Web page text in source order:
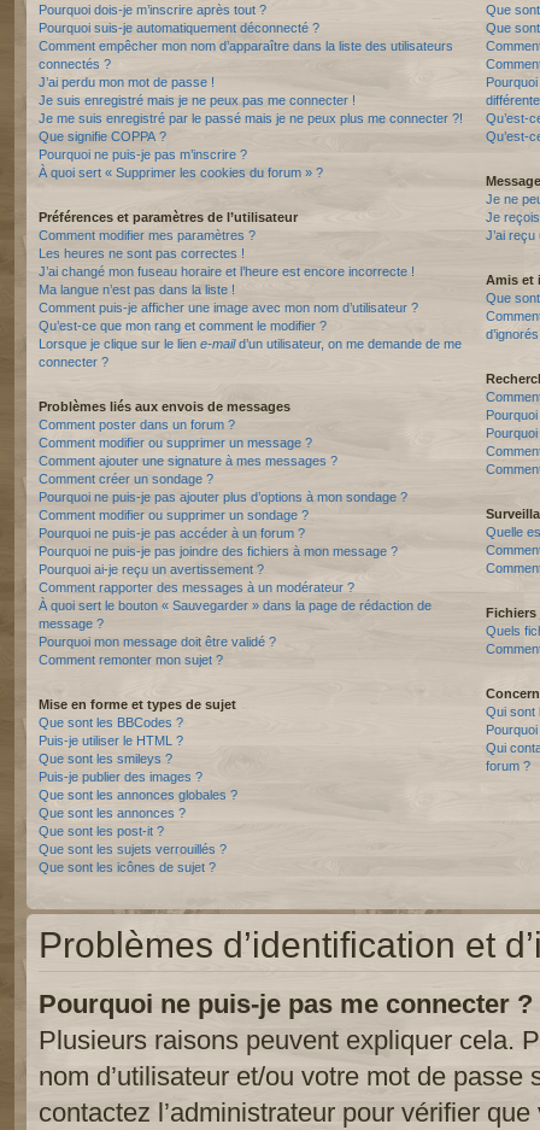
Pourquoi dois-je m’inscrire après tout ?
Pourquoi suis-je automatiquement déconnecté ?
Comment empêcher mon nom d’apparaître dans la liste des utilisateurs
connectés ?
J’ai perdu mon mot de passe !
Je suis enregistré mais je ne peux pas me connecter !
Je me suis enregistré par le passé mais je ne peux plus me connecter ?!
Que signifie COPPA ?
Pourquoi ne puis-je pas m’inscrire ?
À quoi sert « Supprimer les cookies du forum » ?
Préférences et paramètres de l’utilisateur
Comment modifier mes paramètres ?
Les heures ne sont pas correctes !
J’ai changé mon fuseau horaire et l’heure est encore incorrecte !
Ma langue n’est pas dans la liste !
Comment puis-je afficher une image avec mon nom d’utilisateur ?
Qu’est-ce que mon rang et comment le modifier ?
Lorsque je clique sur le lien e-maild’un utilisateur, on me demande de me
connecter ?
Problèmes liés aux envois de messages
Comment poster dans un forum ?
Comment modifier ou supprimer un message ?
Comment ajouter une signature à mes messages ?
Comment créer un sondage ?
Pourquoi ne puis-je pas ajouter plus d’options à mon sondage ?
Comment modifier ou supprimer un sondage ?
Pourquoi ne puis-je pas accéder à un forum ?
Pourquoi ne puis-je pas joindre des fichiers à mon message ?
Pourquoi ai-je reçu un avertissement ?
Comment rapporter des messages à un modérateur ?
À quoi sert le bouton « Sauvegarder » dans la page de rédaction de
message ?
Pourquoi mon message doit être validé ?
Comment remonter mon sujet ?
Mise en forme et types de sujet
Que sont les BBCodes ?
Puis-je utiliser le HTML ?
Que sont les smileys ?
Puis-je publier des images ?
Que sont les annonces globales ?
Que sont les annonces ?
Que sont les post-it ?
Que sont les sujets verrouillés ?
Que sont les icônes de sujet ?
Que
Que
Qu’est-
Qu’est-
Je ne
Je
J’ai
Amis et
Que
Quelle
Quels
Qui sont
Qui
forum ?
Problèmes d’identification et
Pourquoi ne puis-je pas me connecter ?
Plusieurs raisons peuvent expliquer cela.
nom d’utilisateur et/ou votre mot de passe
contactez l’administrateur pour vérifier